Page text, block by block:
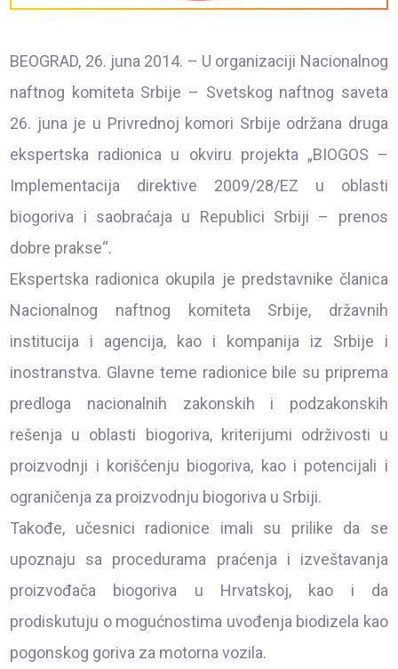
BEOGRAD, 26. juna 2014. – U organizaciji Nacionalnog
naftnog komiteta Srbije – Svetskog naftnog saveta
26. juna je u Privrednoj komori Srbije održana druga
ekspertska radionica u okviru projekta „BIOGOS –
Implementacija direktive 2009/28/EZ u oblasti
biogoriva i saobraćaja u Republici Srbiji – prenos
dobre prakse“.
Ekspertska radionica okupila je predstavnike članica
Nacionalnog naftnog komiteta Srbije, državnih
institucija i agencija, kao i kompanija iz Srbije i
inostranstva. Glavne teme radionice bile su priprema
predloga nacionalnih zakonskih i podzakonskih
rešenja u oblasti biogoriva, kriterijumi održivosti u
proizvodnji i korišćenju biogoriva, kao i potencijali i
ograničenja za proizvodnju biogoriva u Srbiji.
Takođe, učesnici radionice imali su prilike da se
upoznaju sa procedurama praćenja i izveštavanja
proizvođača biogoriva u Hrvatskoj, kao i da
prodiskutuju o mogućnostima uvođenja biodizela kao
pogonskog goriva za motorna vozila.